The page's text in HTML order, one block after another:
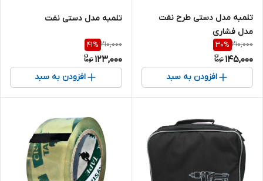
تلمبه مدل دستی طرح نفت
مدل فشاری
210,000
30%
145,000
افزودن به سبد
تلمبه مدل دستی نفت
210,000
41%
123,000
افزودن به سبد